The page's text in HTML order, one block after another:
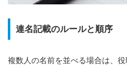
連名記載のルールと順序
複数人の名前を並べる場合は、